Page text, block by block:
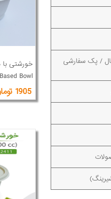
/ پک سفارشی
Based Bowl
1905 تومان